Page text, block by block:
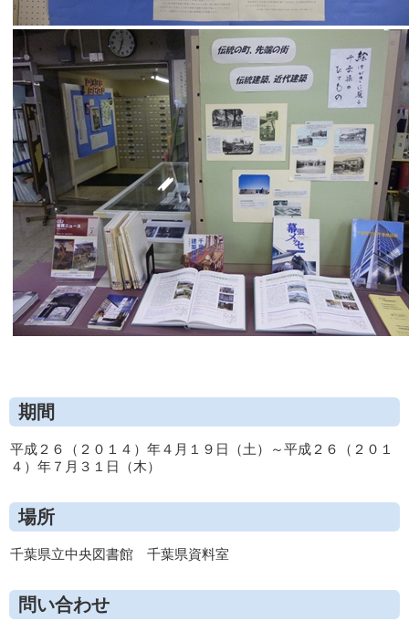
期間
平成２６（２０１４）年４月１９日（土）～平成２６（２０１
４）年７月３１日（木）
場所
千葉県立中央図書館 千葉県資料室
問い合わせ